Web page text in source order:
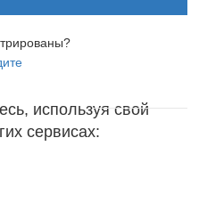
используя свой
сервисах: